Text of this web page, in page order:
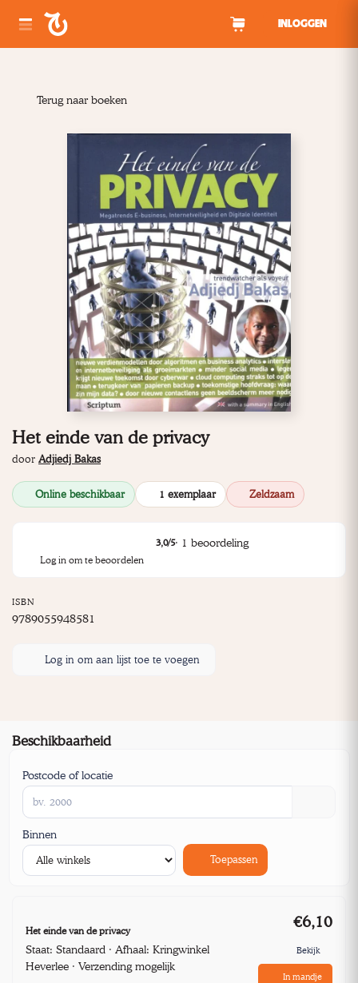
INLOGGEN
Terug naar boeken
Het einde van de privacy
door Adjiedj Bakas
Online beschikbaar 1 exemplaar Zeldzaam
3,0/5· 1 beoordeling
Log in om te beoordelen
ISBN
9789055948581
Log in om aan lijst toe te voegen
Beschikbaarheid
Postcode of locatie
Binnen
Toepassen
Het einde van de privacy
Staat: Standaard · Afhaal: Kringwinkel
Heverlee · Verzending mogelijk
€6,10
Bekijk
In mandje